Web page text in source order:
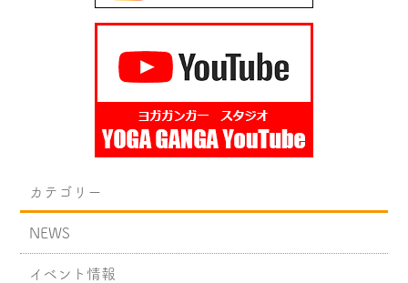
カテゴリー
NEWS
イベント情報